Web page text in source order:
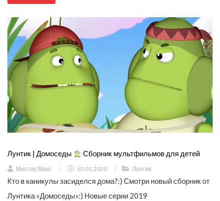
Лунтик | Домоседы Сборник мультфильмов для детей
Мистер Макс / 10.01.2020 / Лунтик
Кто в каникулы засиделся дома?:) Смотри новый сборник от
Лунтика «Домоседы»:) Новые серии 2019